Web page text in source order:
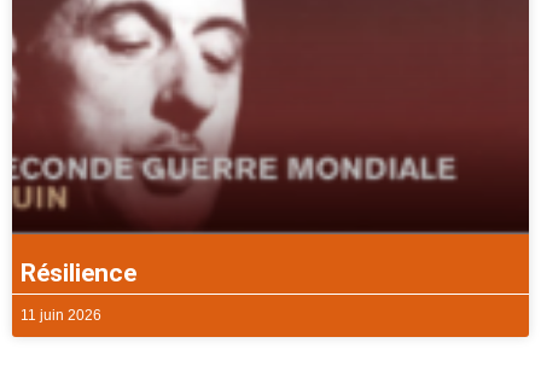
Résilience
11 juin 2026